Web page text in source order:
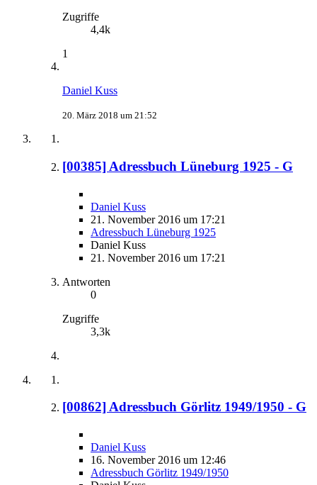
Zugriffe
4,4k
1
Daniel Kuss
20. März 2018 um 21:52
[00385] Adressbuch Lüneburg 1925 - G
Daniel Kuss
21. November 2016 um 17:21
Adressbuch Lüneburg 1925
Daniel Kuss
21. November 2016 um 17:21
Antworten
0
Zugriffe
3,3k
[00862] Adressbuch Görlitz 1949/1950 - G
Daniel Kuss
16. November 2016 um 12:46
Adressbuch Görlitz 1949/1950